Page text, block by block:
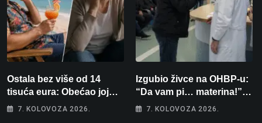
Ostala bez više od 14
tisuća eura: Obećao joj
auto za tjedan dana, a
7. KOLOVOZA 2026.
Izgubio živce na OHBP-u:
“Da vam pi… materina!”
Zbog člana obitelji vrijeđao
7. KOLOVOZA 2026.